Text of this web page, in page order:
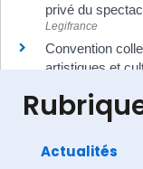
privé du
Legifrance
Convention
artistiques et
Actualités